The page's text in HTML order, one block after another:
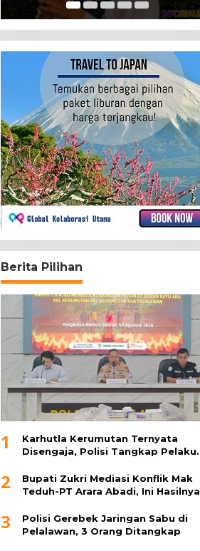
Berita Pilihan
1
Karhutla Kerumutan Ternyata
Disengaja, Polisi Tangkap Pelaku
2
Bupati Zukri Mediasi Konflik Mak
Teduh-PT Arara Abadi, Ini Hasilnya
3
Polisi Gerebek Jaringan Sabu di
Pelalawan, 3 Orang Ditangkap